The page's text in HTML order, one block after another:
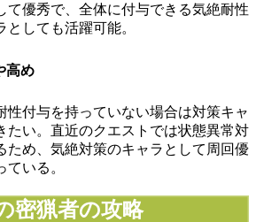
て優秀で、全体に付与できる気絶耐性
しても活躍可能。
高め
性付与を持っていない場合は対策キャ
たい。直近のクエストでは状態異常対
ため、気絶対策のキャラとして周回優
いる。
密猟者の攻略